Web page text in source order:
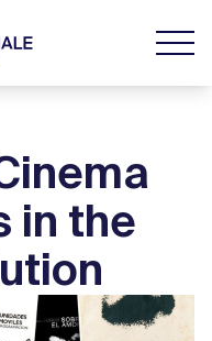
in the